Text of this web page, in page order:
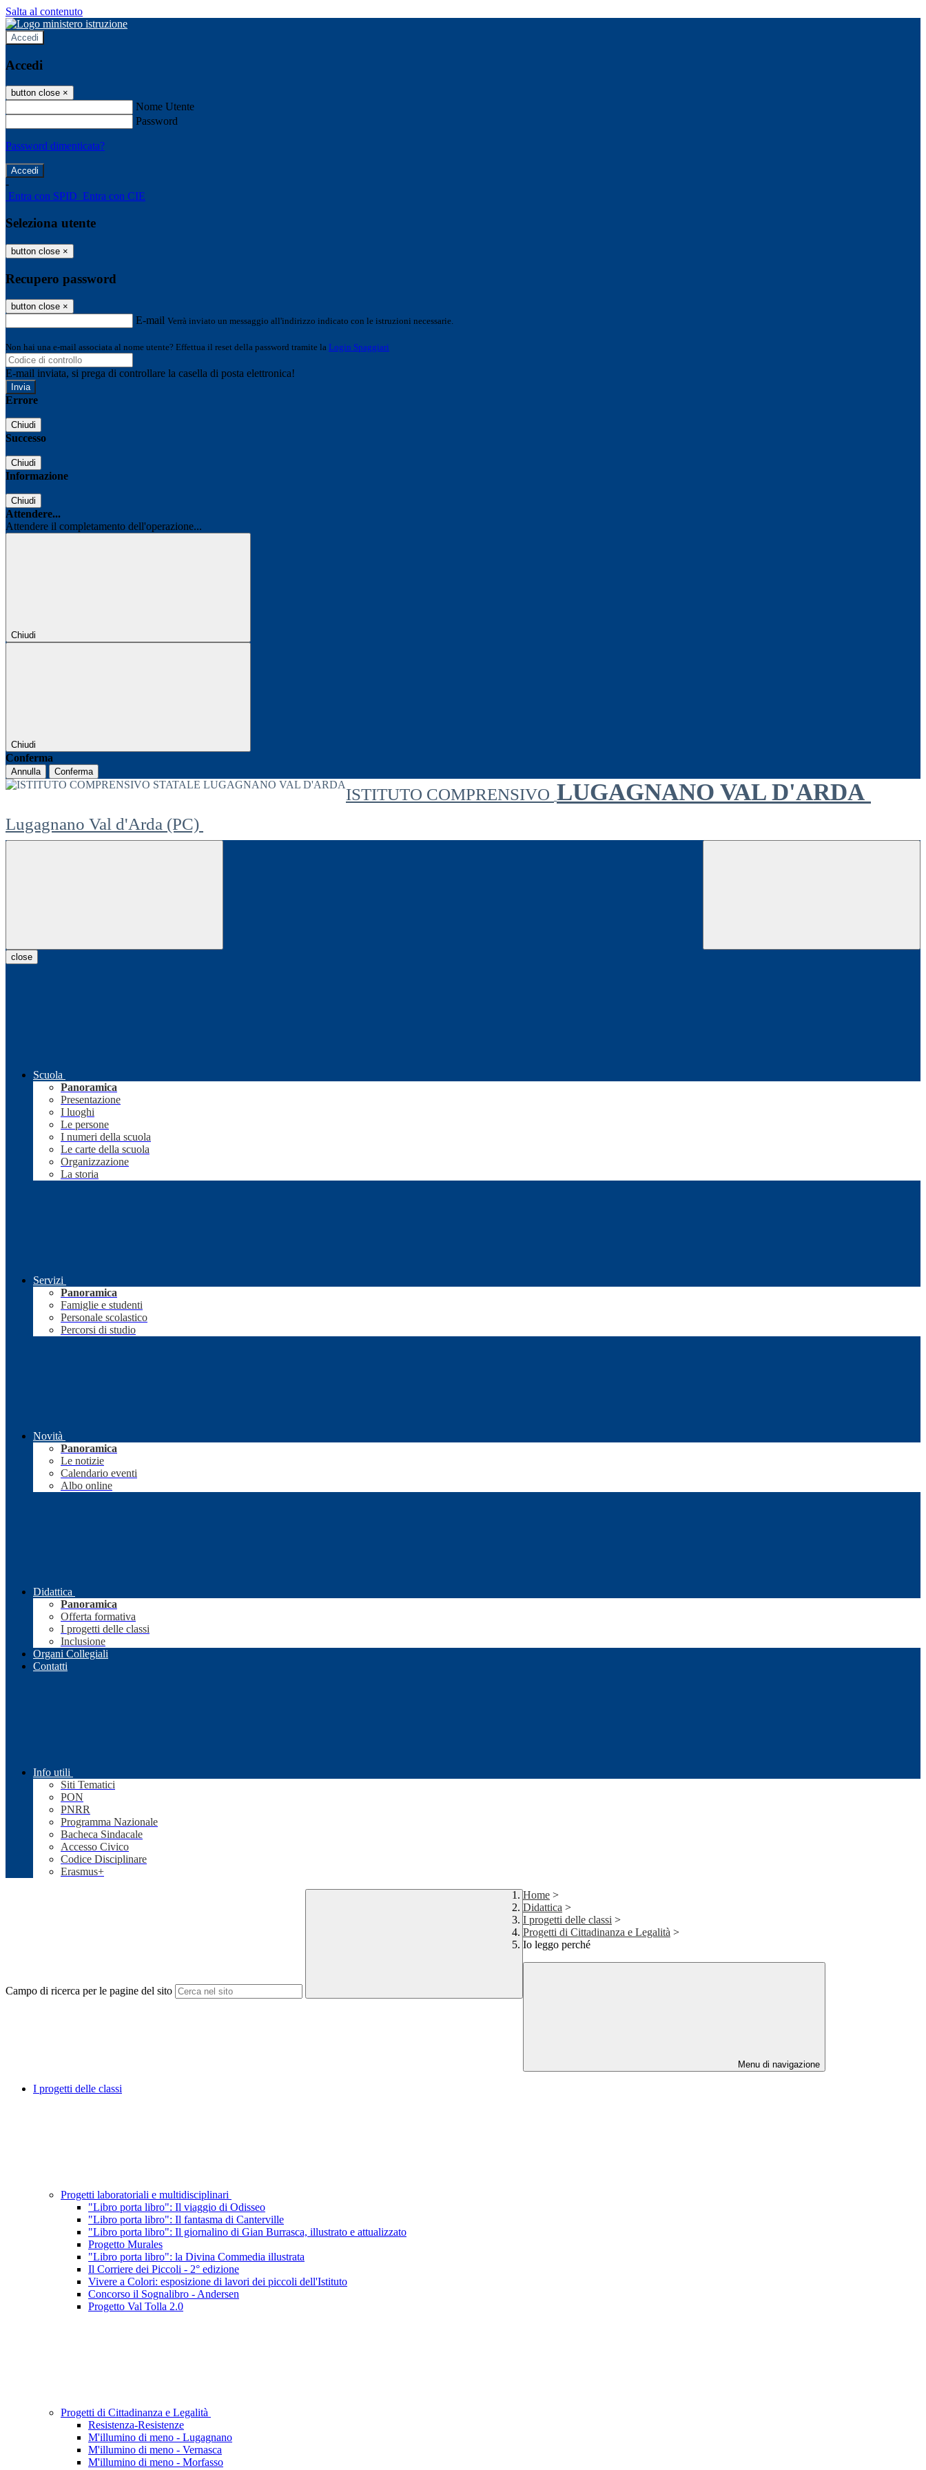
Salta al contenuto
Accedi
Accedi
button close ×
Nome Utente
Password
Password dimenticata?
-
Entra con SPID Entra con CIE
Seleziona utente
button close ×
Recupero password
button close ×
E-mail Verrà inviato un messaggio all'indirizzo indicato con le istruzioni necessarie.
Non hai una e-mail associata al nome utente? Effettua il reset della password tramite la Login Spaggiari
E-mail inviata, si prega di controllare la casella di posta elettronica!
Errore
Chiudi
Successo
Chiudi
Informazione
Chiudi
Attendere...
Attendere il completamento dell'operazione...
Chiudi
Chiudi
Conferma
Annulla Conferma
ISTITUTO COMPRENSIVO LUGAGNANO VAL D'ARDA
Lugagnano Val d'Arda (PC)
close
Scuola
Panoramica
Presentazione
I luoghi
Le persone
I numeri della scuola
Le carte della scuola
Organizzazione
La storia
Servizi
Panoramica
Famiglie e studenti
Personale scolastico
Percorsi di studio
Novità
Panoramica
Le notizie
Calendario eventi
Albo online
Didattica
Panoramica
Offerta formativa
I progetti delle classi
Inclusione
Organi Collegiali
Contatti
Info utili
Siti Tematici
PON
PNRR
Programma Nazionale
Bacheca Sindacale
Accesso Civico
Codice Disciplinare
Erasmus+
Campo di ricerca per le pagine del sito
Home >
Didattica >
I progetti delle classi >
Progetti di Cittadinanza e Legalità >
Io leggo perché
Menu di navigazione
I progetti delle classi
Progetti laboratoriali e multidisciplinari
"Libro porta libro": Il viaggio di Odisseo
"Libro porta libro": Il fantasma di Canterville
"Libro porta libro": Il giornalino di Gian Burrasca, illustrato e attualizzato
Progetto Murales
"Libro porta libro": la Divina Commedia illustrata
Il Corriere dei Piccoli - 2° edizione
Vivere a Colori: esposizione di lavori dei piccoli dell'Istituto
Concorso il Sognalibro - Andersen
Progetto Val Tolla 2.0
Progetti di Cittadinanza e Legalità
Resistenza-Resistenze
M'illumino di meno - Lugagnano
M'illumino di meno - Vernasca
M'illumino di meno - Morfasso